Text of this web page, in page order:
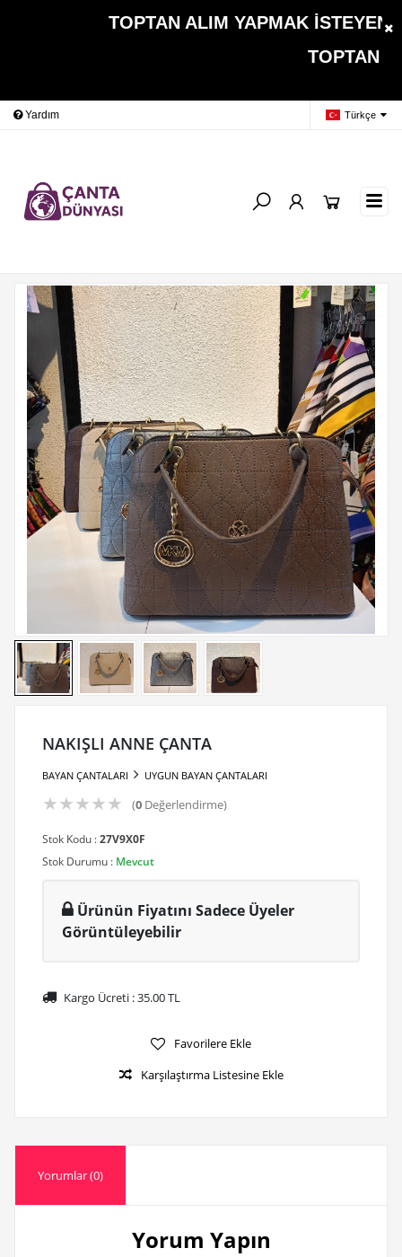
TOPTAN ALIM YAPMAK İSTEYEN
TOPTAN
Yardım Türkçe
NAKIŞLI ANNE ÇANTA
BAYAN ÇANTALARI UYGUN BAYAN ÇANTALARI
★★★★★ (0Değerlendirme)
Stok Kodu :27V9X0F
Stok Durumu : Mevcut
Ürünün Fiyatını Sadece Üyeler
Görüntüleyebilir
Kargo Ücreti :35.00TL
Favorilere Ekle
Karşılaştırma Listesine Ekle
Yorumlar (0)
Yorum Yapın